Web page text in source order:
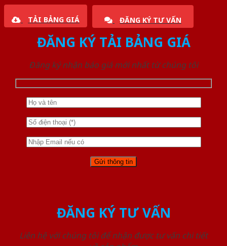
TẢI BẢNG GIÁ ĐĂNG KÝ TƯ VẤN
ĐĂNG KÝ TẢI BẢNG GIÁ
Đăng ký nhận báo giá mới nhất từ chúng tôi
ĐĂNG KÝ TƯ VẤN
Liên hệ với chúng tôi để nhận được tư vấn chi tiết